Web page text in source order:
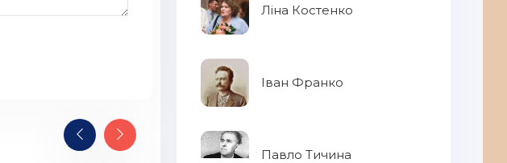
Ліна Костенко
Іван Франко
Павло Тичина